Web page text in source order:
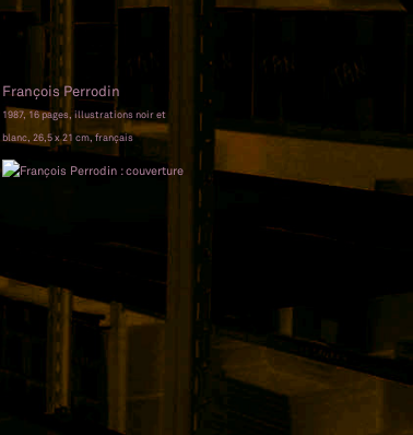
François Perrodin
1987, 16 pages, illustrations noir et
blanc, 26,5 x 21 cm, français